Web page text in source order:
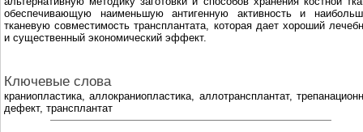
обеспечивающую наименьшую антигенную активность и
тканевую совместимость трансплантата, которая дает хороший
и существенный экономический эффект.
Ключевые слова
краниопластика, аллокраниопластика, аллотрансплантат,
дефект, трансплантат